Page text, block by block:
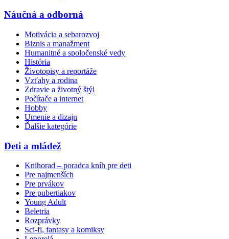
Náučná a odborná
Motivácia a sebarozvoj
Biznis a manažment
Humanitné a spoločenské vedy
História
Životopisy a reportáže
Vzťahy a rodina
Zdravie a životný štýl
Počítače a internet
Hobby
Umenie a dizajn
Ďalšie kategórie
Deti a mládež
Knihorad – poradca kníh pre deti
Pre najmenších
Pre prvákov
Pre pubertiakov
Young Adult
Beletria
Rozprávky
Sci-fi, fantasy a komiksy